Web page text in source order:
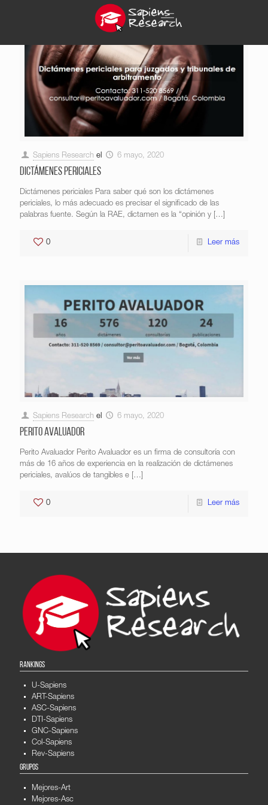
Sapiens Research el 6 mayo, 2020
Dictámenes periciales
Dictámenes periciales Para saber qué son los dictámenes
periciales, lo más adecuado es precisar el significado de las
palabras fuente. Según la RAE, dictamen es la “opinión y […]
0 Leer más
Sapiens Research el 6 mayo, 2020
Perito Avaluador
Perito Avaluador Perito Avaluador es un firma de consultoría con
más de 16 años de experiencia en la realización de dictámenes
periciales, avalúos de tangibles e […]
0 Leer más
RANKINGS
U-Sapiens
ART-Sapiens
ASC-Sapiens
DTI-Sapiens
GNC-Sapiens
Col-Sapiens
Rev-Sapiens
GRUPOS
Mejores-Art
Mejores-Asc